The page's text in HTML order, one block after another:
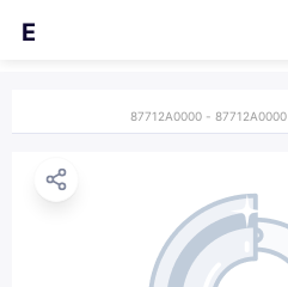
E
87712A0000 - 87712A0000